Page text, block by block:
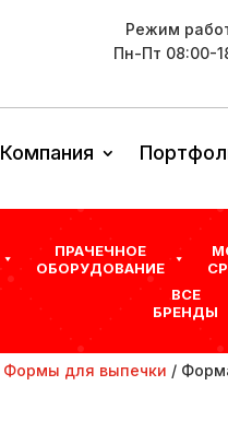
Режим
Пн-Пт 08:00-
Компания
ПРАЧЕЧНОЕ
ОБОРУДОВАНИЕ
ВСЕ
БРЕНДЫ
Формы для выпечки /